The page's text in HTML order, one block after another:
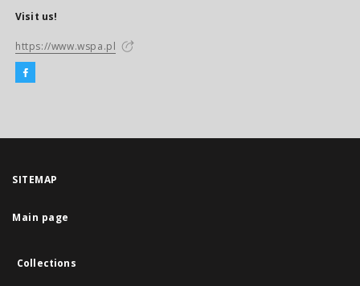
Visit us!
https://www.wspa.pl
SITEMAP
Main page
Collections